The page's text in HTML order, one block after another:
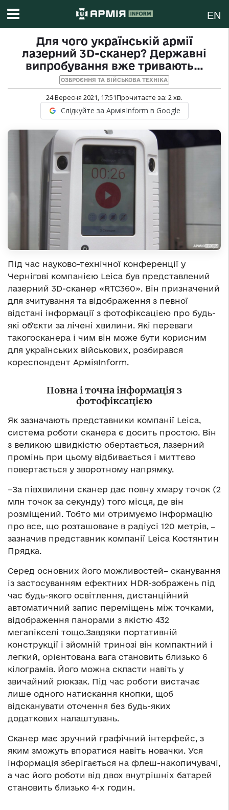
EN
Для чого українській армії
лазерний 3D-сканер? Державні
випробування вже тривають…
ОЗБРОЄННЯ ТА ВІЙСЬКОВА ТЕХНІКА
24 Вересня 2021, 17:51Прочитаєте за: 2хв.
Слідкуйте за АрміяInform в Google
Під час науково-технічної конференції у
Чернігові компанією Leica був представлений
лазерний 3D-сканер «RTC360». Він призначений
для зчитування та відображення з певної
відстані інформації з фотофіксацією про будь-
які об’єкти за лічені хвилини. Які переваги
такогосканера і чим він може бути корисним
для українських військових, розбирався
кореспондент АрміяInform.
Повна і точна інформація з
фотофіксацією
Як зазначають представники компанії Leica,
система роботи сканера є досить простою. Він
з великою швидкістю обертається, лазерний
промінь при цьому відбивається і миттєво
повертається у зворотному напрямку.
–За півхвилини сканер дає повну хмару точок (2
млн точок за секунду) того місця, де він
розміщений. Тобто ми отримуємо інформацію
про все, що розташоване в радіусі 120 метрів, ‒
зазначив представник компанії Leica Костянтин
Прядка.
Серед основних його можливостей– сканування
із застосуванням ефектних HDR-зображень під
час будь-якого освітлення, дистанційний
автоматичний запис переміщень між точками,
відображення панорами з якістю 432
мегапікселі тощо.Завдяки портативній
конструкції і зйомній тринозі він компактний і
легкий, орієнтована вага становить близько 6
кілограмів. Його можна скласти навіть у
звичайний рюкзак. Під час роботи вистачає
лише одного натискання кнопки, щоб
відсканувати оточення без будь-яких
додаткових налаштувань.
Сканер має зручний графічний інтерфейс, з
яким зможуть впоратися навіть новачки. Уся
інформація зберігається на флеш-накопичувачі,
а час його роботи від двох внутрішніх батарей
становить близько 4-х годин.